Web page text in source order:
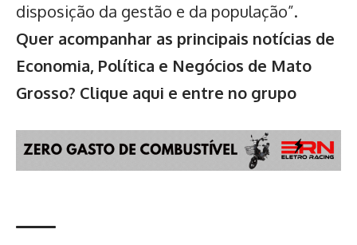
disposição da gestão e da população”.
Quer acompanhar as principais notícias de
Economia, Política e Negócios de Mato
Grosso? Clique aqui e entre no grupo